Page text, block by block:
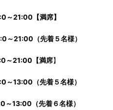
～21:00 【満席】
～21:00（先着５名様）
～21:00【満席】
～13:00（先着５名様）
～13:00（先着６名様）